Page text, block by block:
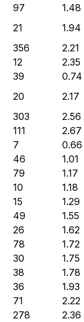
97
1.48
21
1.94
356
2.21
12
2.35
39
0.74
20
2.17
303
2.56
111
2.67
7
0.66
46
1.01
79
1.17
10
1.18
15
1.29
49
1.55
26
1.62
78
1.72
30
1.75
38
1.78
36
1.93
71
2.22
278
2.36